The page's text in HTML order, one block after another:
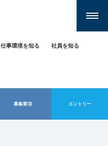
仕事環境を知る 社員を知る
募集要項 エントリー